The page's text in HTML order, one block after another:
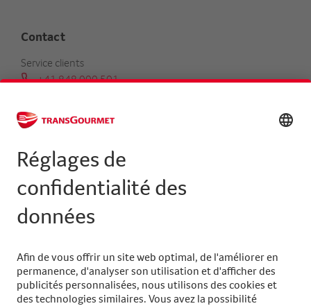
Contact
Service clients
+41 848 000 501
Trouver un conseiller clientèle
Centrale
+41 31 858 48 48
info@transgourmet.ch
your
language
Suivez-nous sur